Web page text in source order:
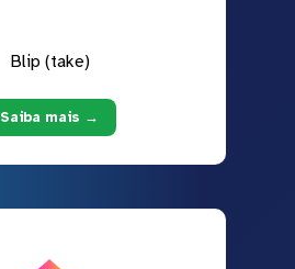
Blip (take)
Saiba mais →